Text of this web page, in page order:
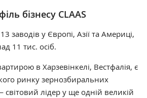
бізнесу CLAAS
заводів у Європі, Азії та Америці,
11 тис. осіб.
в Харзевінкелі, Вестфалія, є
ринку зернозбиральних
світовий лідер у ще одній великій